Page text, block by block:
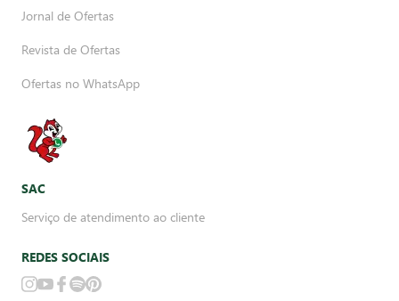
Jornal de Ofertas
Revista de Ofertas
Ofertas no WhatsApp
SAC
Serviço de atendimento ao cliente
REDES SOCIAIS